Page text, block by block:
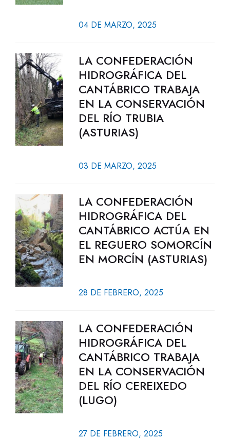
04 DE MARZO, 2025
LA CONFEDERACIÓN
HIDROGRÁFICA DEL
CANTÁBRICO TRABAJA
EN LA CONSERVACIÓN
DEL RÍO TRUBIA
(ASTURIAS)
03 DE MARZO, 2025
LA CONFEDERACIÓN
HIDROGRÁFICA DEL
CANTÁBRICO ACTÚA EN
EL REGUERO SOMORCÍN
EN MORCÍN (ASTURIAS)
28 DE FEBRERO, 2025
LA CONFEDERACIÓN
HIDROGRÁFICA DEL
CANTÁBRICO TRABAJA
EN LA CONSERVACIÓN
DEL RÍO CEREIXEDO
(LUGO)
27 DE FEBRERO, 2025